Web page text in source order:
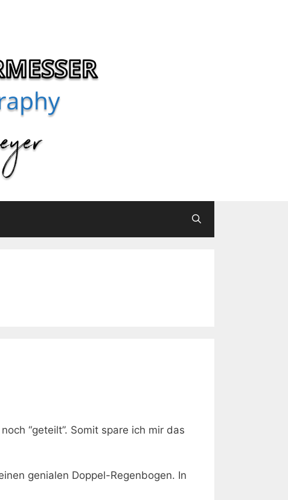
“geteilt”. Somit spare ich mir das
genialen Doppel-Regenbogen. In